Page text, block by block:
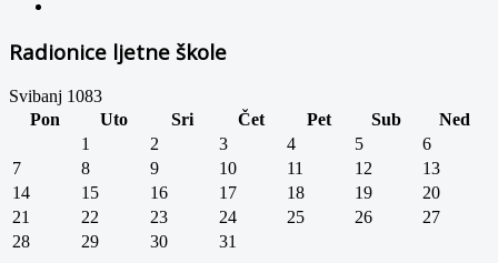
Radionice ljetne škole
Svibanj 1083
Pon
Uto Sri Čet Pet Sub
Ned
1
2 3 4 5
6
7
8 9 10 11 12
13
14
15 16 17 18 19
20
21
22 23 24 25 26
27
28
29 30 31